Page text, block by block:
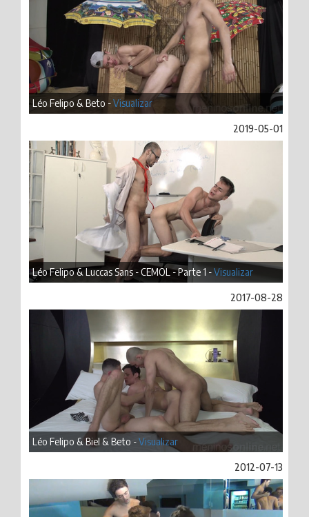
Léo Felipo & Beto -Visualizar
2019-05-01
Léo Felipo & Luccas Sans - CEMOL - Parte 1 -Visualizar
2017-08-28
Léo Felipo & Biel & Beto -Visualizar
2012-07-13